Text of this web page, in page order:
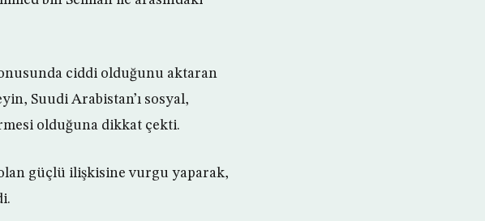
ciddi olduğunu aktaran
Suudi Arabistan’ı sosyal,
olduğuna dikkat çekti.
olan güçlü ilişkisine vurgu yaparak,